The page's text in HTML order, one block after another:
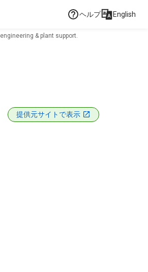
ヘルプ English
& plant support.
提供元サイトで表示